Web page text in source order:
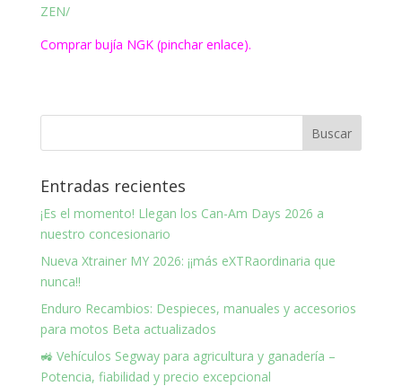
ZEN/
Comprar bujía NGK (pinchar enlace).
Entradas recientes
¡Es el momento! Llegan los Can-Am Days 2026 a
nuestro concesionario
Nueva Xtrainer MY 2026: ¡¡más eXTRaordinaria que
nunca!!
Enduro Recambios: Despieces, manuales y accesorios
para motos Beta actualizados
🚜 Vehículos Segway para agricultura y ganadería –
Potencia, fiabilidad y precio excepcional